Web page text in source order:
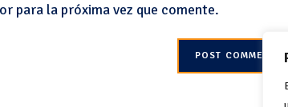
para la próxima vez que comente.